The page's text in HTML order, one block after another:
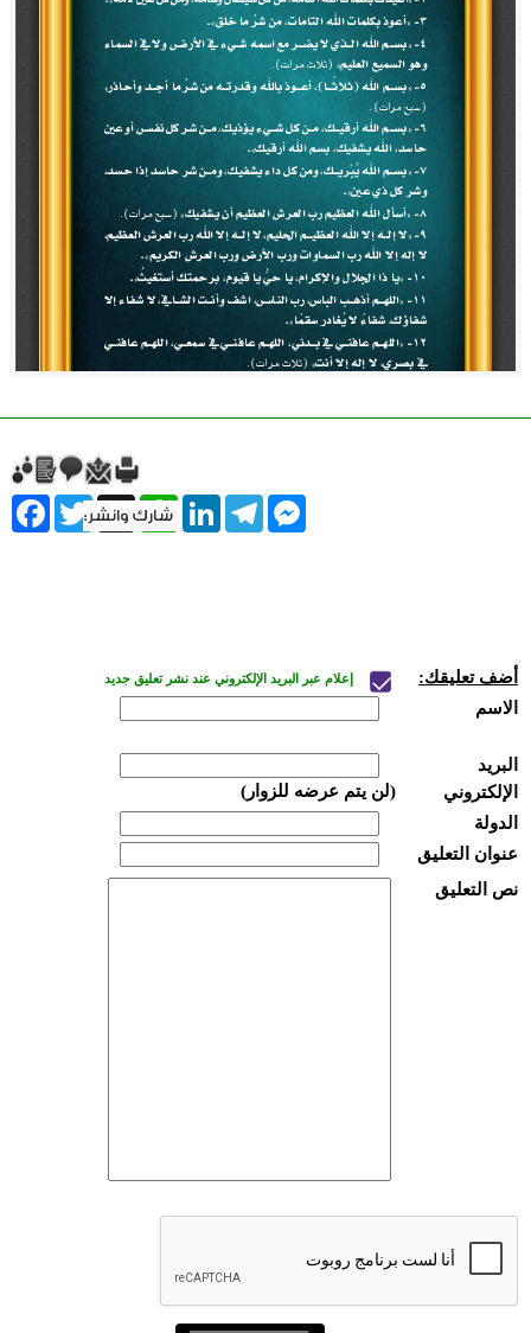
Twitter X
WhatsApp
LinkedInTelegram
Messenger
أضف تعليقك: إعلام عبر البريد الإلكتروني عند نشر تعليق جديد
الاسم
البريد
الإلكتروني
(لن يتم عرضه للزوار)
الدولة
عنوان التعليق
نص التعليق